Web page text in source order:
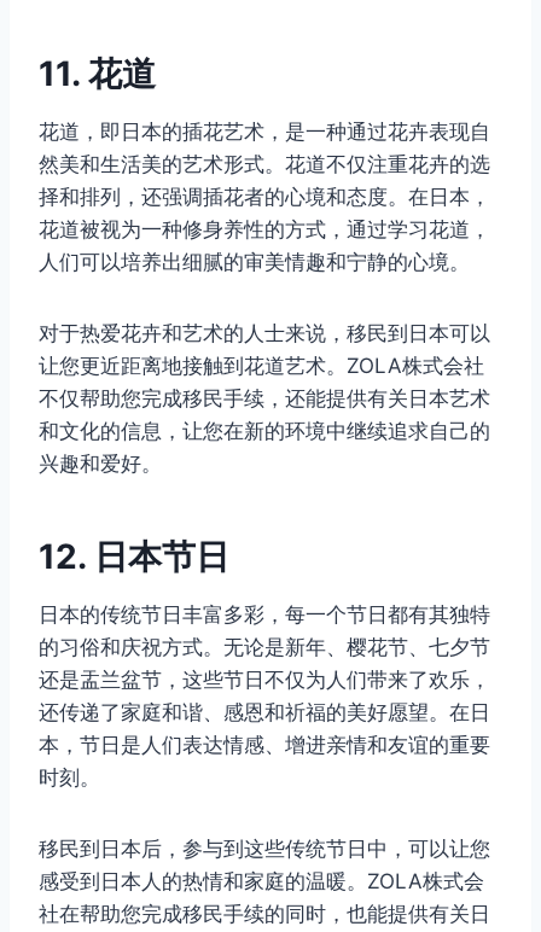
11. 花道
花道，即日本的插花艺术，是一种通过花卉表现自
然美和生活美的艺术形式。花道不仅注重花卉的选
择和排列，还强调插花者的心境和态度。在日本，
花道被视为一种修身养性的方式，通过学习花道，
人们可以培养出细腻的审美情趣和宁静的心境。
对于热爱花卉和艺术的人士来说，移民到日本可以
让您更近距离地接触到花道艺术。ZOLA株式会社
不仅帮助您完成移民手续，还能提供有关日本艺术
和文化的信息，让您在新的环境中继续追求自己的
兴趣和爱好。
12. 日本节日
日本的传统节日丰富多彩，每一个节日都有其独特
的习俗和庆祝方式。无论是新年、樱花节、七夕节
还是盂兰盆节，这些节日不仅为人们带来了欢乐，
还传递了家庭和谐、感恩和祈福的美好愿望。在日
本，节日是人们表达情感、增进亲情和友谊的重要
时刻。
移民到日本后，参与到这些传统节日中，可以让您
感受到日本人的热情和家庭的温暖。ZOLA株式会
社在帮助您完成移民手续的同时，也能提供有关日